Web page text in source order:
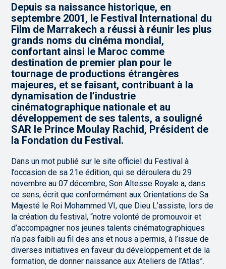
Depuis sa naissance historique, en
septembre 2001, le Festival International du
Film de Marrakech a réussi à réunir les plus
grands noms du cinéma mondial,
confortant ainsi le Maroc comme
destination de premier plan pour le
tournage de productions étrangères
majeures, et se faisant, contribuant à la
dynamisation de l’industrie
cinématographique nationale et au
développement de ses talents, a souligné
SAR le Prince Moulay Rachid, Président de
la Fondation du Festival.
Dans un mot publié sur le site officiel du Festival à
l’occasion de sa 21e édition, qui se déroulera du 29
novembre au 07 décembre, Son Altesse Royale a, dans
ce sens, écrit que conformément aux Orientations de Sa
Majesté le Roi Mohammed VI, que Dieu L’assiste, lors de
la création du festival, “notre volonté de promouvoir et
d’accompagner nos jeunes talents cinématographiques
n’a pas faibli au fil des ans et nous a permis, à l’issue de
diverses initiatives en faveur du développement et de la
formation, de donner naissance aux Ateliers de l’Atlas”.